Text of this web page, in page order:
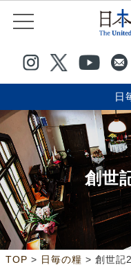
日
創世
TOP > 日毎の糧 > 創世記